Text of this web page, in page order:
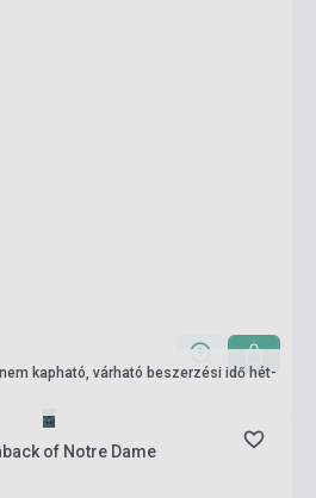
kapható, várható beszerzési idő hét-
of Notre Dame